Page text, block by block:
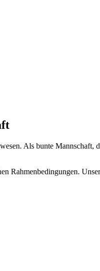
Als bunte Mannschaft,
Rahmenbedingungen.